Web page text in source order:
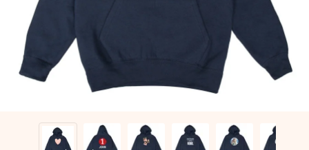
nopeammin kuin ehdit sanoa “yllätys!”